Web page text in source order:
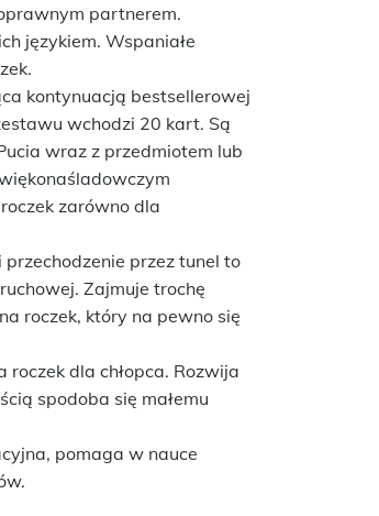
partnerem.
językiem. Wspaniałe
kontynuacją bestsellerowej
wchodzi 20 kart. Są
wraz z przedmiotem lub
zarówno dla
przez tunel to
Zajmuje trochę
roczek, który na pewno się
roczek dla chłopca. Rozwija
spodoba się małemu
pomaga w nauce